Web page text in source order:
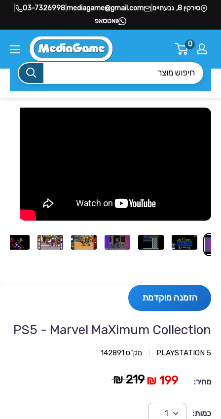
סירקין 8, גבעתיים |
mediagame@gmail.com
|
03-7326998
וואטסאפ
0
הזמנה מוקדמת
PS5 - Marvel MaXimum Collection
PLAYSTATION 5 מק"ט:142891
מחיר: 199 ₪
219 ₪
כמות: